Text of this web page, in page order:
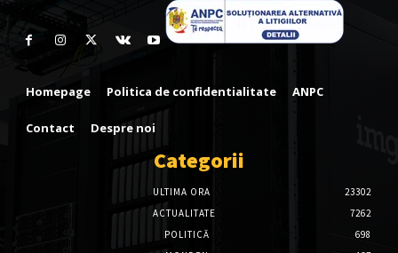
Homepage Politica de confidentialitate ANPC
Contact Despre noi
Categorii
ULTIMA ORA
23302
ACTUALITATE
7262
POLITICĂ
698